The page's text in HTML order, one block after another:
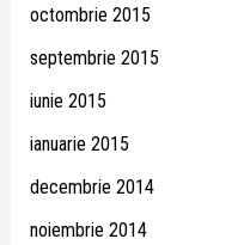
octombrie 2015
septembrie 2015
iunie 2015
ianuarie 2015
decembrie 2014
noiembrie 2014